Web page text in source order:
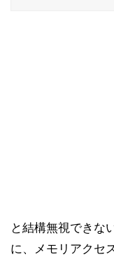
と結構無視できな
に、メモリアクセ